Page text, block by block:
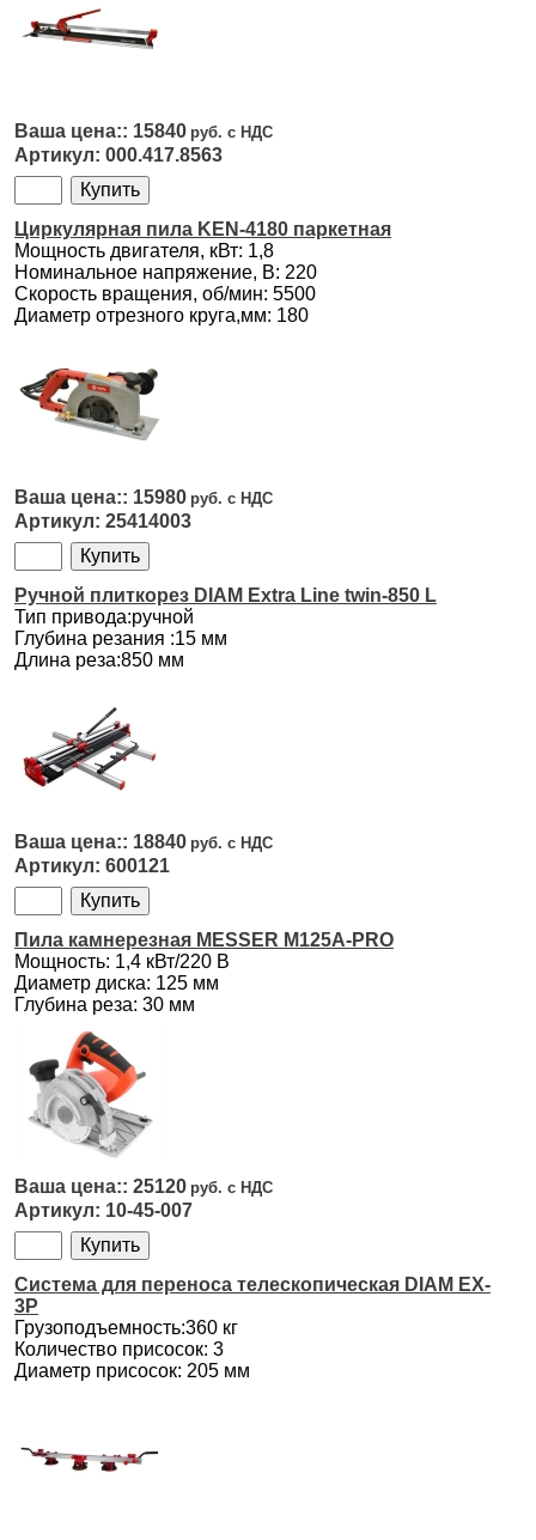
15840
000.417.8563
Циркулярная пила KEN-4180 паркетная
Мощность двигателя, кВт: 1,8
Номинальное напряжение, В: 220
Скорость вращения, об/мин: 5500
Диаметр отрезного круга,мм: 180
15980
25414003
Ручной плиткорез DIAM Extra Line twin-850 L
Тип привода:ручной
Глубина резания :15 мм
Длина реза:850 мм
18840
600121
Пила камнерезная MESSER M125A-PRO
Мощность: 1,4 кВт/220 В
Диаметр диска: 125 мм
Глубина реза: 30 мм
25120
10-45-007
Система для переноса телескопическая DIAM EX-
3P
Грузоподъемность:360 кг
Количество присосок: 3
Диаметр присосок: 205 мм